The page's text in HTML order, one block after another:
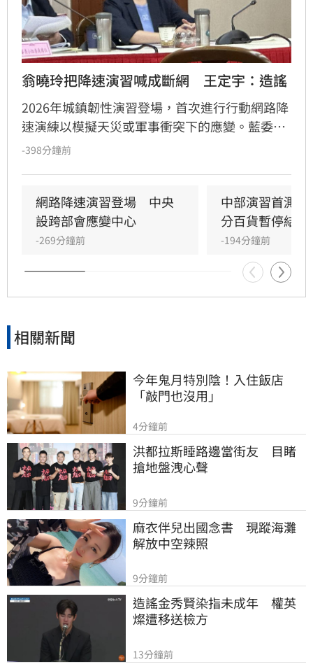
翁曉玲把降速演習喊成斷網　王定宇：造謠
2026年城鎮韌性演習登場，首次進行行動網路降
速演練以模擬天災或軍事衝突下的應變。藍委翁
曉玲質疑演習為「斷網」並要求國賠，遭綠委王
言行親痛仇快。
-398分鐘前
網路降速演習登場　中央
設跨部會應變中心
-269分鐘前
中部演習首測
分百貨暫停結帳
-194分鐘前
相關新聞
今年鬼月特別陰！入住飯店
「敲門也沒用」
4分鐘前
洪都拉斯睡路邊當街友　目睹
搶地盤洩心聲
9分鐘前
麻衣伴兒出國念書　現蹤海灘
解放中空辣照
9分鐘前
造謠金秀賢染指未成年　權英
燦遭移送檢方
13分鐘前